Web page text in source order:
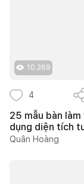
10.369
4
25 mẫu bàn
dụng diện tích
Quân Hoàng